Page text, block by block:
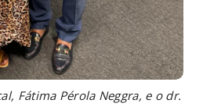
Fátima Pérola Neggra, e o dr.